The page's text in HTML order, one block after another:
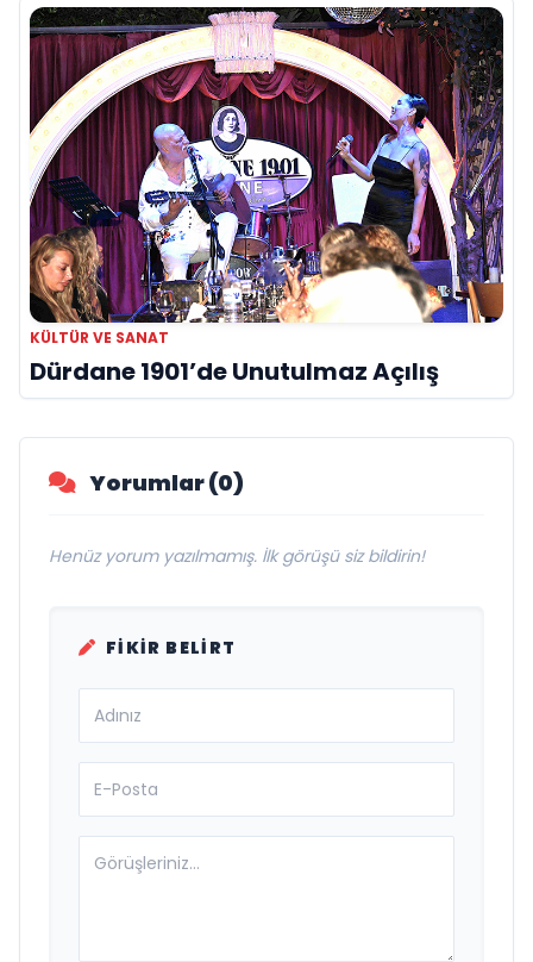
KÜLTÜR VE SANAT
Dürdane 1901’de Unutulmaz Açılış
Yorumlar (0)
Henüz yorum yazılmamış. İlk görüşü siz bildirin!
FIKIR BELIRT